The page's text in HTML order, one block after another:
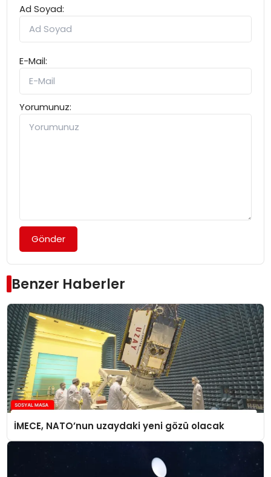
Ad Soyad:
E-Mail:
Yorumunuz:
Gönder
Benzer Haberler
İMECE, NATO’nun uzaydaki yeni gözü olacak